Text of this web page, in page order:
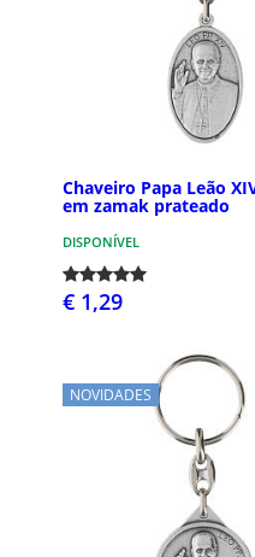
Chaveiro Papa Leão
em zamak prateado
DISPONÍVEL
€ 1,29
NOVIDADES